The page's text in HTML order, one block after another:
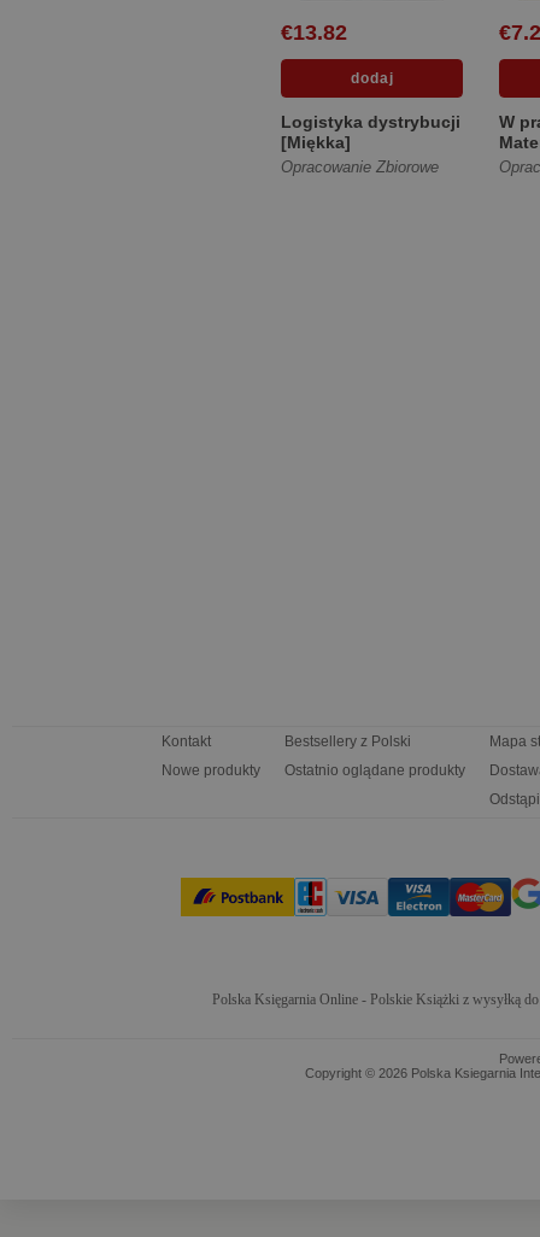
€13.82
Logistyka dystrybucji
[Miękka]
Opracowanie Zbiorowe
W
Kontakt
Nowe produkty
Bestsellery z Polski
Ostatnio oglądane produkty
Mapa
Polska Księgarnia Online - Polskie Książki z wysyłką
Copyright © 2026 Polska Ksiegarnia